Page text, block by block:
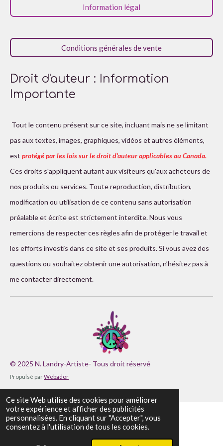
Ce site Web utilise des cookies pour améliorer
votre expérience et afficher des publicités
personnalisées. En cliquant sur "Accepter", vous
consentez à l'utilisation de tous les cookies.
é
t
o
l
e
l
e
s
l
e
s
l
e
s
l
e
s
a
a
t
i
Information légal
Conditions générales de vente
Droit d'auteur : Information
Importante
Tout le contenu présent sur ce site, incluant mais ne se limitant
pas aux textes, images, graphiques, vidéos et autres éléments,
est protégé par les lois sur le droit d'auteur applicables au Canada.
Ces droits s'appliquent autant aux visiteurs qu'aux acheteurs de
nos produits ou services. Toute reproduction, distribution,
modification ou utilisation de ce contenu sans autorisation
préalable et écrite est strictement interdite. Nous vous
remercions de respecter ces règles afin de protéger le travail et
les efforts investis dans ce site et ses produits. Si vous avez des
questions ou souhaitez obtenir une autorisation, n’hésitez pas à
me contacter directement.
© 2025 N. Landry-Artiste- Tous droit réservé
Propulsé parWebador
Copyright